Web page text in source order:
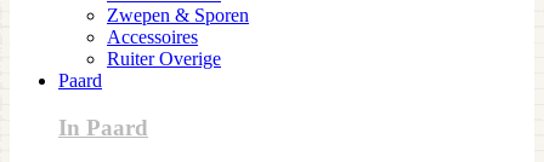
Zwepen & Sporen
Accessoires
Ruiter Overige
Paard
In Paard